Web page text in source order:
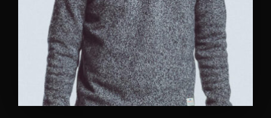
Remember Me
Lost Your Password?